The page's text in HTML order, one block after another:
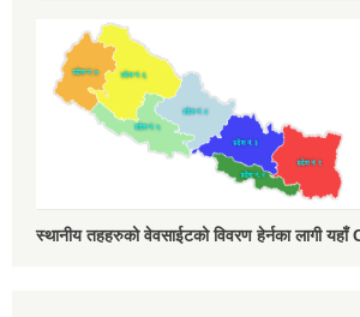
स्थानीय तहहरुको वेवसाईटको विवरण हेर्नका लागी यहाँ